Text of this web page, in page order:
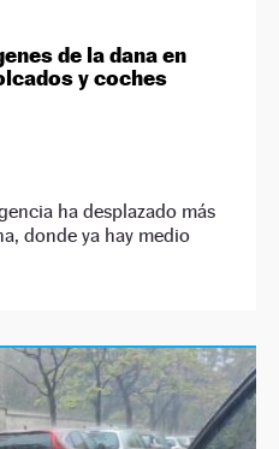
de la dana en
y coches
ha desplazado más
donde ya hay medio